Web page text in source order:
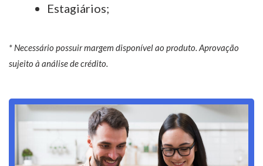
Estagiários;
* Necessário possuir margem disponível ao produto. Aprovação
sujeito à análise de crédito.